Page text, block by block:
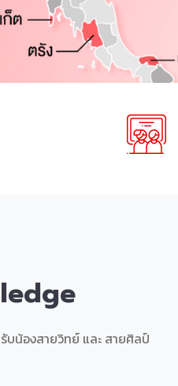
บน้องสายวิทย์ และ สายศิลป์